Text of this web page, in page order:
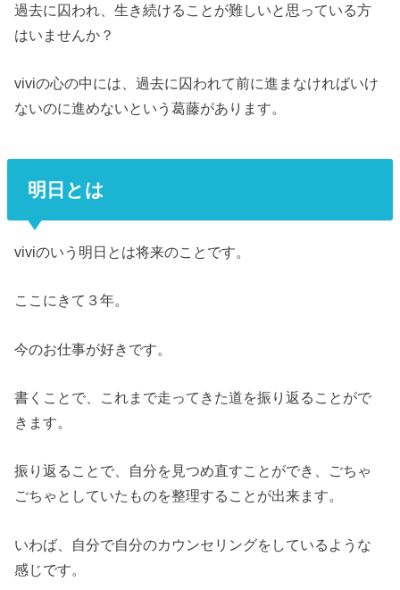
過去に囚われ、生き続けることが難しいと思っている方
はいませんか？
viviの心の中には、過去に囚われて前に進まなければいけ
ないのに進めないという葛藤があります。
明日とは
viviのいう明日とは将来のことです。
ここにきて３年。
今のお仕事が好きです。
書くことで、これまで走ってきた道を振り返ることがで
きます。
振り返ることで、自分を見つめ直すことができ、ごちゃ
ごちゃとしていたものを整理することが出来ます。
いわば、自分で自分のカウンセリングをしているような
感じです。